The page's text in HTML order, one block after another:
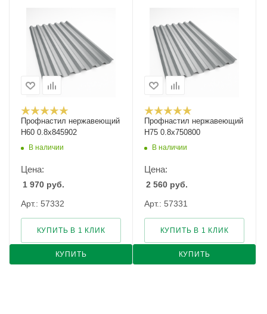
Профнастил нержавеющий
Н60 0.8х845902
В наличии
Цена:
1 970 руб.
Арт.: 57332
КУПИТЬ
КУПИТЬ В 1 КЛИК
Профнастил нержавеющий
Н75 0.8х750800
В наличии
Цена:
2 560 руб.
Арт.: 57331
КУПИТЬ
КУПИТЬ В 1 КЛИК